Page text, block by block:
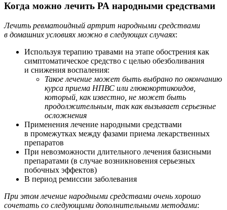
Когда можно лечить РА народными средствами
Лечить ревматоидный артрит народными средствами
в домашних условиях можно в следующих случаях:
Используя терапию травами на этапе обострения как
симптоматическое средство с целью обезболивания
и снижения воспаления:
Такое лечение может быть выбрано по окончанию
курса приема НПВС или глюкокортикоидов,
который, как известно, не может быть
продолжительным, так как вызывает серьезные
осложнения
Применения лечение народными средствами
в промежутках между фазами приема лекарственных
препаратов
При невозможности длительного лечения базисными
препаратами (в случае возникновения серьезных
побочных эффектов)
В период ремиссии заболевания
При этом лечение народными средствами очень хорошо
сочетать со следующими дополнительными методами: